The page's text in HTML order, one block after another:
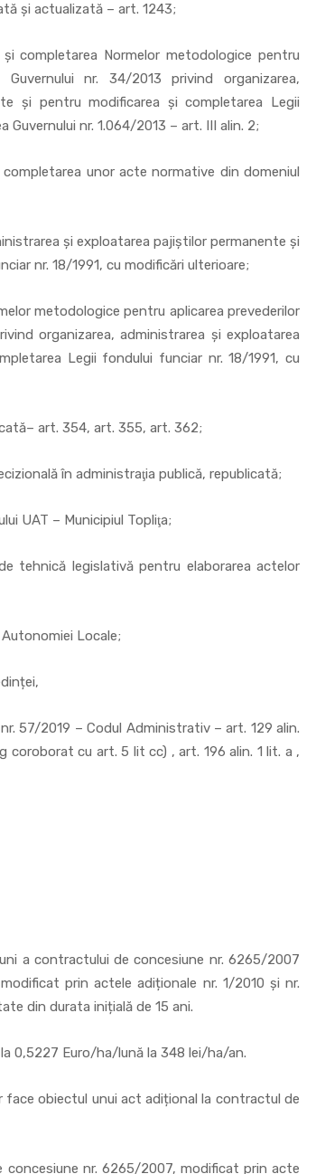
și actualizată – art. 1243;
Normelor metodologice pentru
nr. 34/2013 privind organizarea,
şi pentru modificarea şi completarea Legii
nr. 1.064/2013 – art. III alin. 2;
unor acte normative din domeniul
şi exploatarea pajiştilor permanente şi
nr. 18/1991, cu modificări ulterioare;
metodologice pentru aplicarea prevederilor
organizarea, administrarea şi exploatarea
Legii fondului funciar nr. 18/1991, cu
art. 354, art. 355, art. 362;
în administraţia publică, republicată;
– Municipiul Topliţa;
legislativă pentru elaborarea actelor
Locale;
– Codul Administrativ – art. 129 alin.
coroborat cu art. 5 lit cc) , art. 196 alin. 1 lit. a ,
a contractului de concesiune nr. 6265/2007
prin actele adiționale nr. 1/2010 și nr.
din durata inițială de 15 ani.
0,5227 Euro/ha/lună la 348 lei/ha/an.
face obiectul unui act adițional la contractul de
concesiune nr. 6265/2007, modificat prin acte